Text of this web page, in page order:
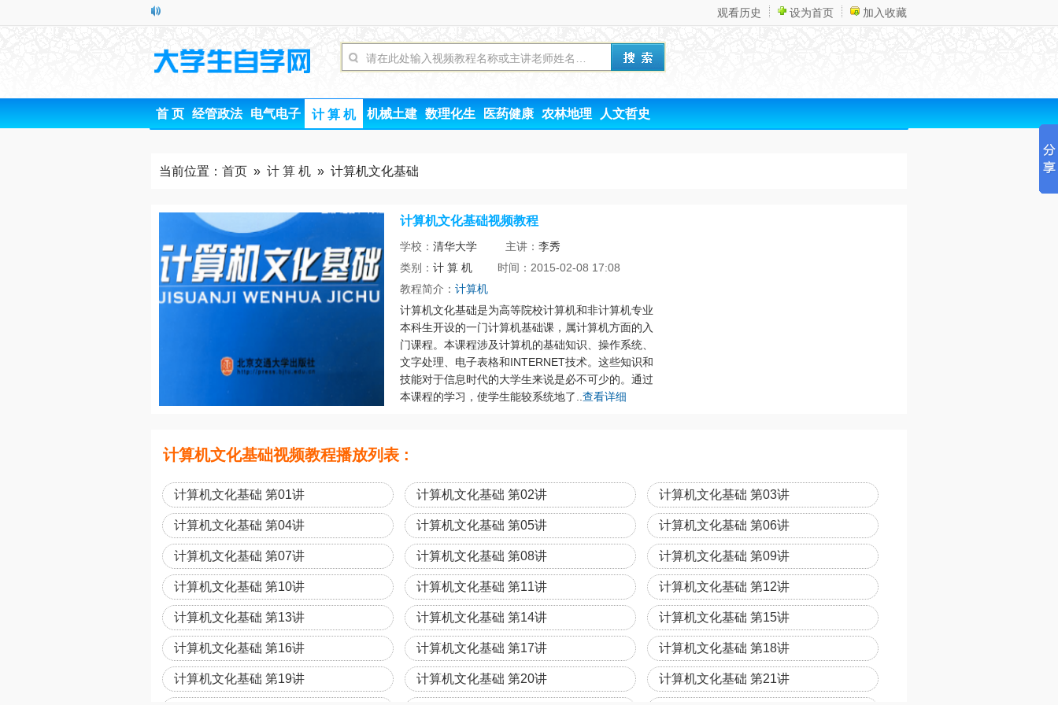
观看历史 设为首页 加入收藏
首 页 经管政法 电气电子 计 算 机 机械土建 数理化生 医药健康 农林地理 人文哲史
当前位置： 首页 » 计 算 机 » 计算机文化基础
计算机文化基础视频教程
学校： 清华大学 主讲： 李秀
类别： 计 算 机 时间：2015-02-08 17:08
教程简介： 计算机
计算机文化基础是为高等院校计算机和非计算机专业
本科生开设的一门计算机基础课，属计算机方面的入
门课程。本课程涉及计算机的基础知识、操作系统、
文字处理、电子表格和INTERNET技术。这些知识和
技能对于信息时代的大学生来说是必不可少的。通过
本课程的学习，使学生能较系统地了.. 查看详细
计算机文化基础视频教程播放列表 :
计算机文化基础 第01讲 计算机文化基础 第02讲 计算机文化基础 第03讲
计算机文化基础 第04讲 计算机文化基础 第05讲 计算机文化基础 第06讲
计算机文化基础 第07讲 计算机文化基础 第08讲 计算机文化基础 第09讲
计算机文化基础 第10讲 计算机文化基础 第11讲 计算机文化基础 第12讲
计算机文化基础 第13讲 计算机文化基础 第14讲 计算机文化基础 第15讲
计算机文化基础 第16讲 计算机文化基础 第17讲 计算机文化基础 第18讲
计算机文化基础 第19讲 计算机文化基础 第20讲 计算机文化基础 第21讲